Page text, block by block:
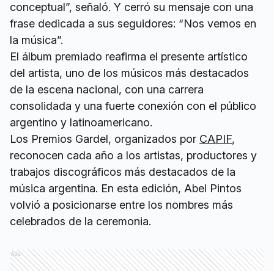
conceptual”, señaló. Y cerró su mensaje con una
frase dedicada a sus seguidores: “Nos vemos en
la música”.
El álbum premiado reafirma el presente artístico
del artista, uno de los músicos más destacados
de la escena nacional, con una carrera
consolidada y una fuerte conexión con el público
argentino y latinoamericano.
Los Premios Gardel, organizados por CAPIF,
reconocen cada año a los artistas, productores y
trabajos discográficos más destacados de la
música argentina. En esta edición, Abel Pintos
volvió a posicionarse entre los nombres más
celebrados de la ceremonia.
Ads